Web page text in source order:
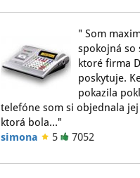
" Som
spokojná so
ktoré firma
poskytuje.
pokazila
telefóne som si objednala
ktorá bola…"
simona
5 7052